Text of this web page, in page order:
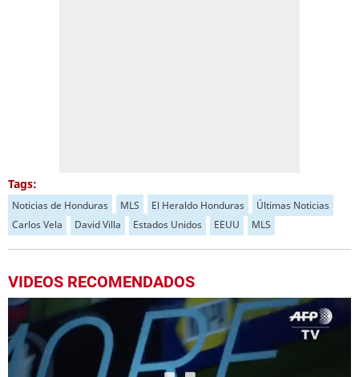
Tags:
Noticias de Honduras MLS El Heraldo Honduras
Últimas Noticias
Carlos Vela
David Villa Estados Unidos EEUU MLS
VIDEOS RECOMENDADOS